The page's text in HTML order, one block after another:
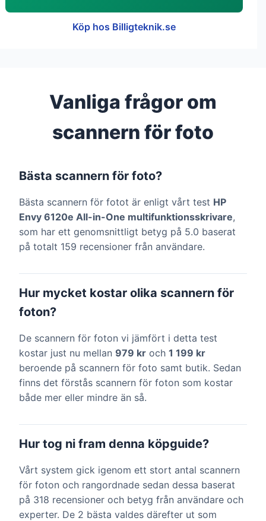
Köp hos Billigteknik.se
Vanliga frågor om
scannern för foto
Bästa scannern för foto?
Bästa scannern för fotot är enligt vårt test HP
Envy 6120e All-in-One multifunktionsskrivare,
som har ett genomsnittligt betyg på 5.0 baserat
på totalt 159 recensioner från användare.
Hur mycket kostar olika scannern för
foton?
De scannern för foton vi jämfört i detta test
kostar just nu mellan 979 kr och 1 199 kr
beroende på scannern för foto samt butik. Sedan
finns det förstås scannern för foton som kostar
både mer eller mindre än så.
Hur tog ni fram denna köpguide?
Vårt system gick igenom ett stort antal scannern
för foton och rangordnade sedan dessa baserat
på 318 recensioner och betyg från användare och
experter. De 2 bästa valdes därefter ut som